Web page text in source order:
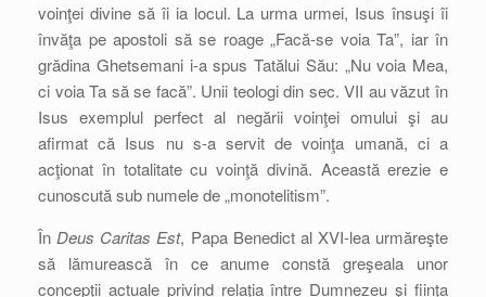
voinţei divine să îi ia locul. La urma urmei, Isus însuşi îi
învăţa pe apostoli să se roage „Facă-se voia Ta”, iar în
grădina Ghetsemani i-a spus Tatălui Său: „Nu voia Mea,
ci voia Ta să se facă”. Unii teologi din sec. VII au văzut în
Isus exemplul perfect al negării voinţei omului şi au
afirmat că Isus nu s-a servit de voinţa umană, ci a
acţionat în totalitate cu voinţă divină. Această erezie e
cunoscută sub numele de „monotelitism”.
În Deus Caritas Est, Papa Benedict al XVI-lea urmăreşte
să lămurească în ce anume constă greşeala unor
concepţii actuale privind relaţia între Dumnezeu şi fiinţa